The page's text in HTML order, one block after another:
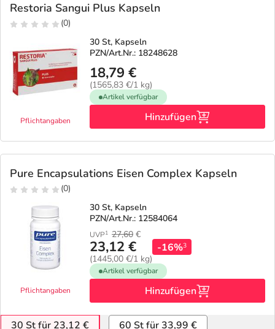
Restoria Sangui Plus Kapseln
(0)
Pflichtangaben
30 St, Kapseln
PZN/Art.Nr.: 18248628
18,79 €
(1565,83 €/1 kg)
Artikel verfügbar
Hinzufügen
Pure Encapsulations Eisen Complex Kapseln
(0)
Pflichtangaben
30 St, Kapseln
PZN/Art.Nr.: 12584064
UVP1 27,60 €
23,12 €
(1445,00 €/1 kg)
-16%3
Artikel verfügbar
Hinzufügen
30 St für 23,12 € 60 St für 33,99 €